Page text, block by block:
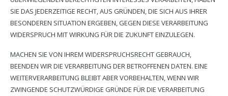
SIE DAS JEDERZEITIGE RECHT, AUS GRÜNDEN, DIE SICH AUS IHRER
BESONDEREN SITUATION ERGEBEN, GEGEN DIESE VERARBEITUNG
WIDERSPRUCH MIT WIRKUNG FÜR DIE ZUKUNFT EINZULEGEN.
MACHEN SIE VON IHREM WIDERSPRUCHSRECHT GEBRAUCH,
BEENDEN WIR DIE VERARBEITUNG DER BETROFFENEN DATEN. EINE
WEITERVERARBEITUNG BLEIBT ABER VORBEHALTEN, WENN WIR
ZWINGENDE SCHUTZWÜRDIGE GRÜNDE FÜR DIE VERARBEITUNG